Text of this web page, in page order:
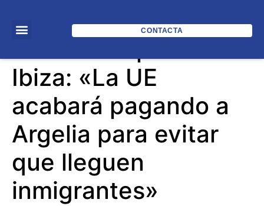
CONTACTA
Ibiza: «La UE
acabará pagando a
Argelia para evitar
que lleguen
inmigrantes»